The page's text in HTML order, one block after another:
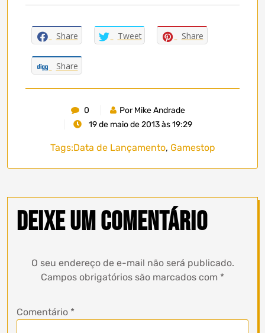
Share Tweet Share
Share
0
Por Mike Andrade
19 de maio de 2013 às 19:29
Tags:Data de Lançamento, Gamestop
Deixe um comentário
O seu endereço de e-mail não será publicado.
Campos obrigatórios são marcados com *
Comentário *